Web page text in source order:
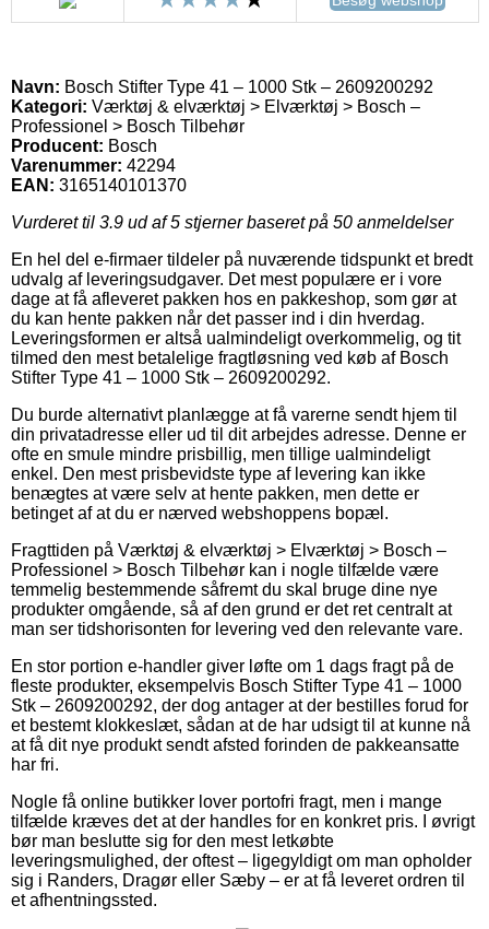
Navn: Bosch Stifter Type 41 – 1000 Stk – 2609200292
Kategori: Værktøj & elværktøj > Elværktøj > Bosch –
Professionel > Bosch Tilbehør
Producent: Bosch
Varenummer: 42294
EAN: 3165140101370
Vurderet til 3.9 ud af 5 stjerner baseret på 50 anmeldelser
En hel del e-firmaer tildeler på nuværende tidspunkt et bredt
udvalg af leveringsudgaver. Det mest populære er i vore
dage at få afleveret pakken hos en pakkeshop, som gør at
du kan hente pakken når det passer ind i din hverdag.
Leveringsformen er altså ualmindeligt overkommelig, og tit
tilmed den mest betalelige fragtløsning ved køb af Bosch
Stifter Type 41 – 1000 Stk – 2609200292.
Du burde alternativt planlægge at få varerne sendt hjem til
din privatadresse eller ud til dit arbejdes adresse. Denne er
ofte en smule mindre prisbillig, men tillige ualmindeligt
enkel. Den mest prisbevidste type af levering kan ikke
benægtes at være selv at hente pakken, men dette er
betinget af at du er nærved webshoppens bopæl.
Fragttiden på Værktøj & elværktøj > Elværktøj > Bosch –
Professionel > Bosch Tilbehør kan i nogle tilfælde være
temmelig bestemmende såfremt du skal bruge dine nye
produkter omgående, så af den grund er det ret centralt at
man ser tidshorisonten for levering ved den relevante vare.
En stor portion e-handler giver løfte om 1 dags fragt på de
fleste produkter, eksempelvis Bosch Stifter Type 41 – 1000
Stk – 2609200292, der dog antager at der bestilles forud for
et bestemt klokkeslæt, sådan at de har udsigt til at kunne nå
at få dit nye produkt sendt afsted forinden de pakkeansatte
har fri.
Nogle få online butikker lover portofri fragt, men i mange
tilfælde kræves det at der handles for en konkret pris. I øvrigt
bør man beslutte sig for den mest letkøbte
leveringsmulighed, der oftest – ligegyldigt om man opholder
sig i Randers, Dragør eller Sæby – er at få leveret ordren til
et afhentningssted.